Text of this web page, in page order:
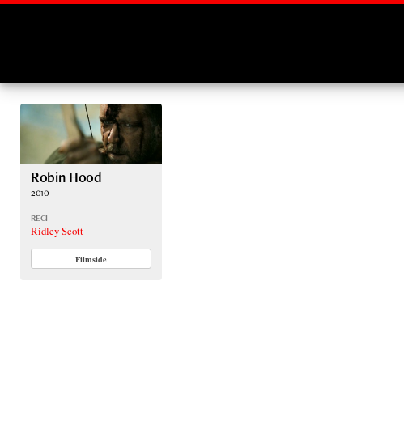
Robin Hood
2010
REGI
Ridley Scott
Filmside